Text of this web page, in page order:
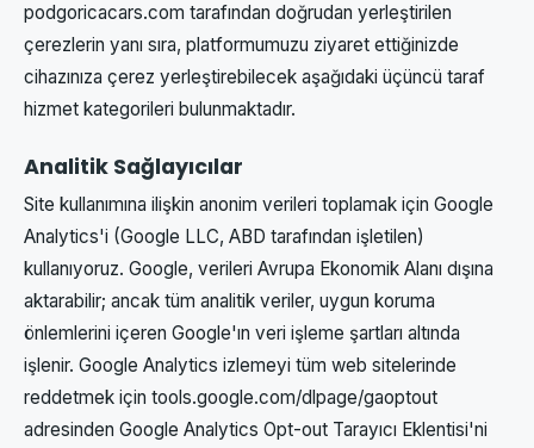
podgoricacars.com tarafından doğrudan yerleştirilen
çerezlerin yanı sıra, platformumuzu ziyaret ettiğinizde
cihazınıza çerez yerleştirebilecek aşağıdaki üçüncü taraf
hizmet kategorileri bulunmaktadır.
Analitik Sağlayıcılar
Site kullanımına ilişkin anonim verileri toplamak için Google
Analytics'i (Google LLC, ABD tarafından işletilen)
kullanıyoruz. Google, verileri Avrupa Ekonomik Alanı dışına
aktarabilir; ancak tüm analitik veriler, uygun koruma
önlemlerini içeren Google'ın veri işleme şartları altında
işlenir. Google Analytics izlemeyi tüm web sitelerinde
reddetmek için tools.google.com/dlpage/gaoptout
adresinden Google Analytics Opt-out Tarayıcı Eklentisi'ni